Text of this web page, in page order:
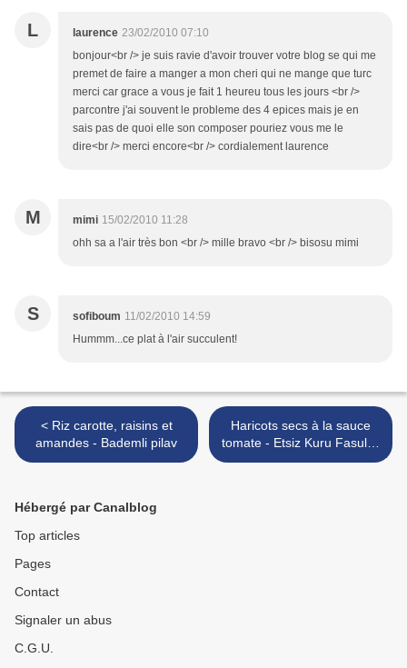
L laurence 23/02/2010 07:10
bonjour<br /> je suis ravie d'avoir trouver votre blog se qui me
premet de faire a manger a mon cheri qui ne mange que turc
merci car grace a vous je fait 1 heureu tous les jours <br />
parcontre j'ai souvent le probleme des 4 epices mais je en
sais pas de quoi elle son composer pouriez vous me le
dire<br /> merci encore<br /> cordialement laurence
M mimi 15/02/2010 11:28
ohh sa a l'air très bon <br /> mille bravo <br /> bisosu mimi
S sofiboum 11/02/2010 14:59
Hummm...ce plat à l'air succulent!
< Riz carotte, raisins et
amandes - Bademli pilav
Haricots secs à la sauce
tomate - Etsiz Kuru Fasulye
>
Hébergé par Canalblog
Top articles
Pages
Contact
Signaler un abus
C.G.U.